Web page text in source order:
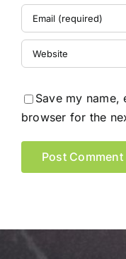
Save my name,
browser for the